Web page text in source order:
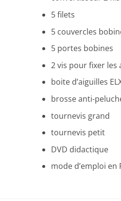
5 filets
5 couvercles
5 portes bobines
2 vis pour fixer les
boite d’aiguilles
brosse anti-
tournevis grand
tournevis petit
DVD didactique
mode d’emploi en